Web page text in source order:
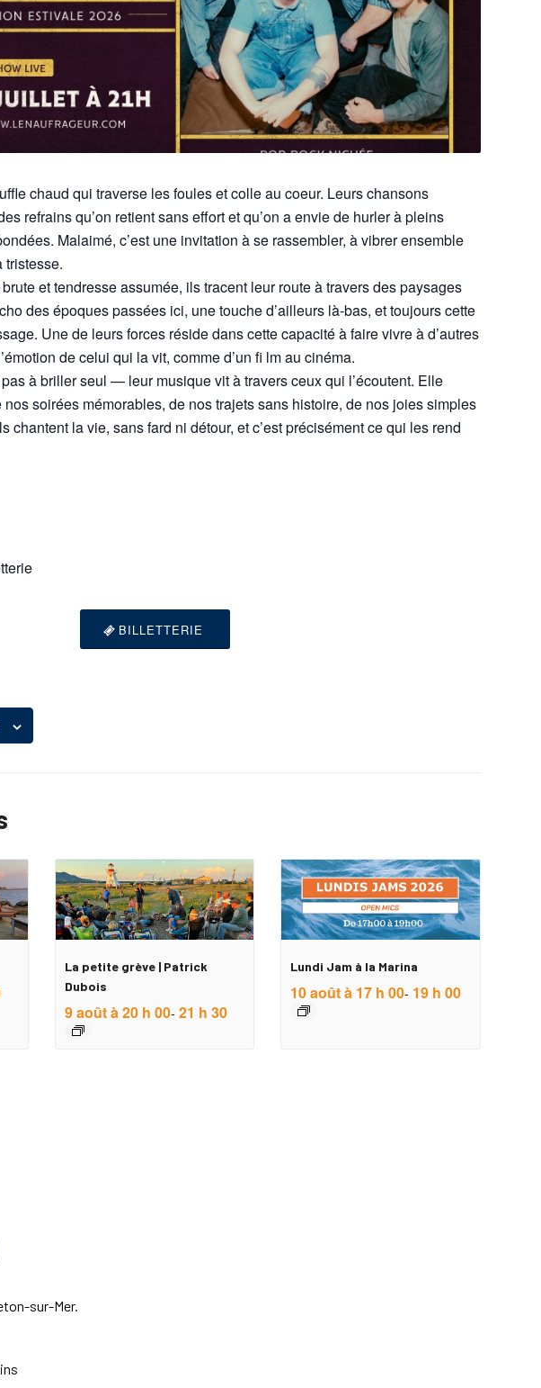
chaud qui traverse les foules et colle au coeur. Leurs chansons
refrains qu’on retient sans effort et qu’on a envie de hurler à pleins
Malaimé, c’est une invitation à se rassembler, à vibrer ensemble
tristesse.
et tendresse assumée, ils tracent leur route à travers des paysages
des époques passées ici, une touche d’ailleurs là-bas, et toujours cette
Une de leurs forces réside dans cette capacité à faire vivre à d’autres
de celui qui la vit, comme d’un fi lm au cinéma.
à briller seul — leur musique vit à travers ceux qui l’écoutent. Elle
soirées mémorables, de nos trajets sans histoire, de nos joies simples
chantent la vie, sans fard ni détour, et c’est précisément ce qui les rend
BILLETTERIE
La petite grève | Patrick
Dubois
9 août à 20 h 00- 21 h 30
Lundi Jam à la Marina
10 août à 17 h 00- 19 h 00
sur-Mer.